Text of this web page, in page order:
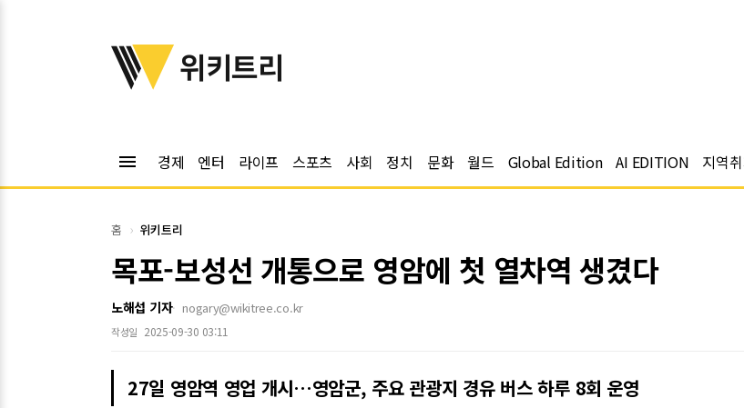
위키트리
위키트리
menu 경제 엔터 라이프 스포츠 사회 정치 문화 월드 Global Edition AI EDITION 지역
홈 위키트리
목포-보성선 개통으로 영암에 첫 열차역 생겼다
노해섭 기자 nogary@wikitree.co.kr
작성일 2025-09-30 03:11
27일 영암역 영업 개시…영암군, 주요 관광지 경유 버스 하루 8회 운영